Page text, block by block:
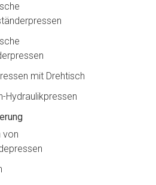
mit Drehtisch
Hydraulikpressen
von